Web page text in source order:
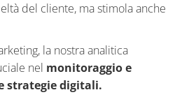
del cliente, ma stimola anche
la nostra analitica
nel monitoraggio e
strategie digitali.